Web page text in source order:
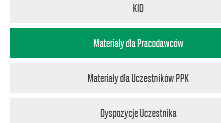
KID
Materiały dla Pracodawców
Materiały dla Uczestników PPK
Dyspozycje Uczestnika